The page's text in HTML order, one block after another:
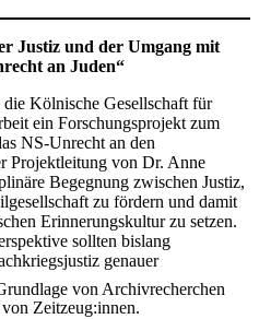
Justiz und der Umgang mit
an Juden“
Kölnische Gesellschaft für
ein Forschungsprojekt zum
NS-Unrecht an den
Projektleitung von Dr. Anne
Begegnung zwischen Justiz,
zu fördern und damit
Erinnerungskultur zu setzen.
sollten bislang
genauer
von Archivrecherchen
Zeitzeug:innen.